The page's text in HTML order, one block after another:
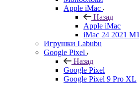
Apple iMac
Назад
Apple iMac
iMac 24 2021 M1
Игрушки Labubu
Google Pixel
Назад
Google Pixel
Google Pixel 9 Pro XL